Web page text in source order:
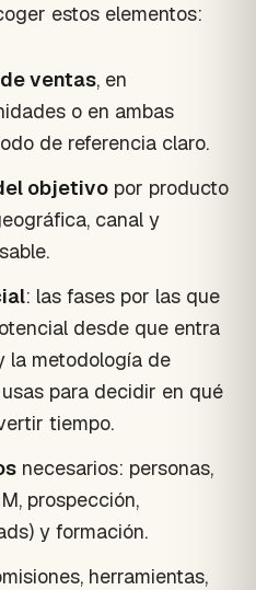
estos elementos:
ventas, en
o en ambas
de referencia claro.
objetivo por producto
canal y
: las fases por las que
desde que entra
la metodología de
para decidir en qué
tiempo.
necesarios: personas,
prospección,
y formación.
herramientas,